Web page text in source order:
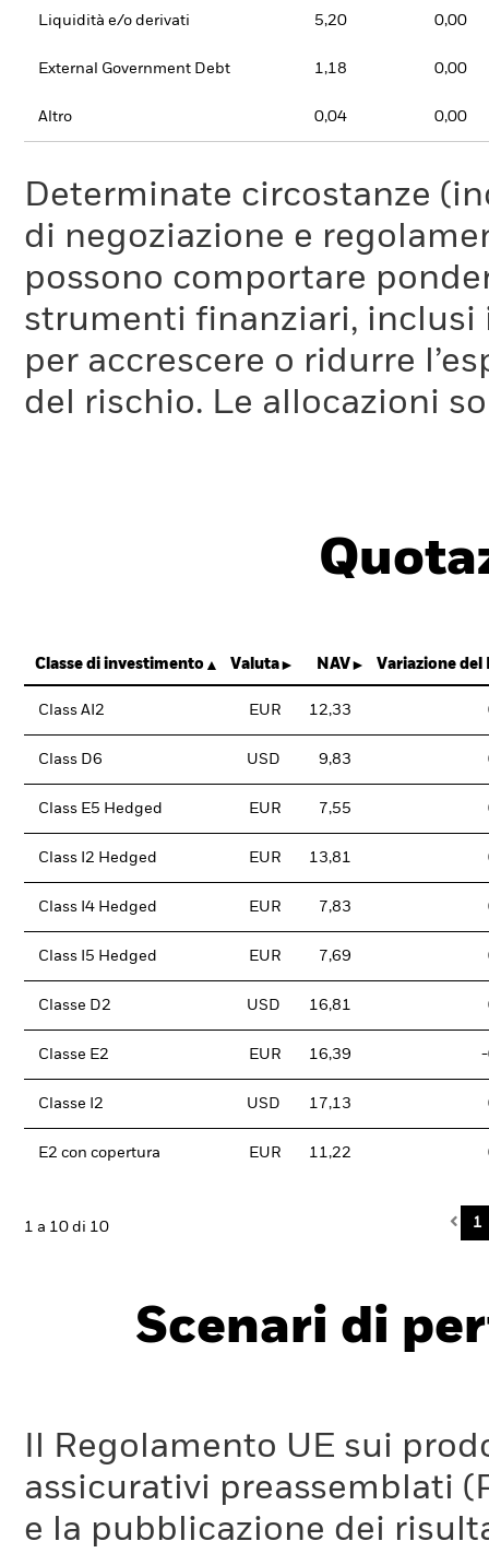
Liquidità e/o derivati 5,20 0,00
External Government Debt 1,18 0,00
Altro 0,04 0,00
Determinate circostanze
di negoziazione e
possono comportare
strumenti finanziari, inclusi
per accrescere o ridurre
del rischio. Le allocazioni
Classe di investimento Valuta NAV Variazione del
Class AI2 EUR 12,33
Class D6 USD 9,83
Class E5 Hedged EUR 7,55
Class I2 Hedged EUR 13,81
Class I4 Hedged EUR 7,83
Class I5 Hedged EUR 7,69
Classe D2 USD 16,81
Classe E2 EUR 16,39
Classe I2 USD 17,13
E2 con copertura EUR 11,22
1 a 10 di 10 1
Scenari di
Il Regolamento UE sui
assicurativi preassemblati
e la pubblicazione dei